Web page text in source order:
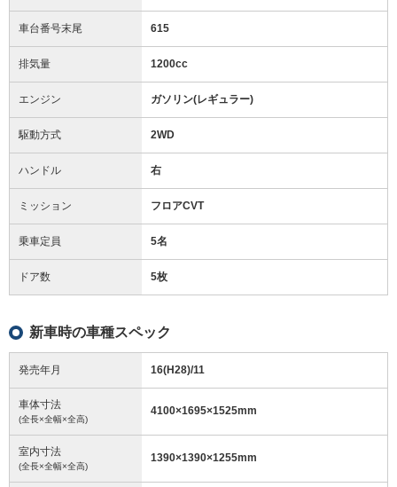
車台番号末尾 615
排気量 1200cc
エンジン ガソリン(レギュラー)
駆動方式 2WD
ハンドル 右
ミッション フロアCVT
乗車定員 5名
ドア数 5枚
新車時の車種スペック
発売年月 16(H28)/11
車体寸法
(全長×全幅×全高)
4100×1695×1525mm
室内寸法
(全長×全幅×全高)
1390×1390×1255mm